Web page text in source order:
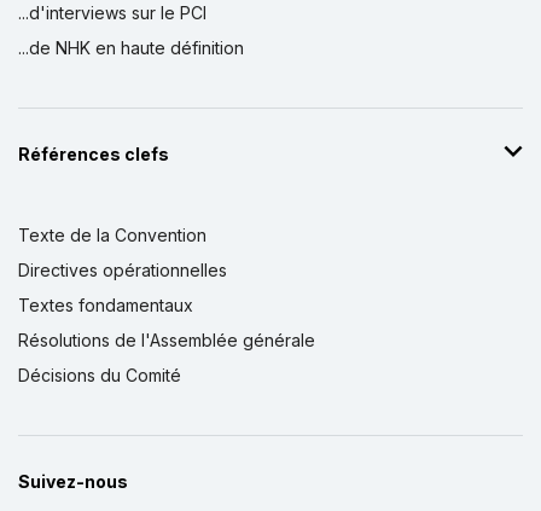
...d'interviews sur le PCI
...de NHK en haute définition
Références clefs
Texte de la Convention
Directives opérationnelles
Textes fondamentaux
Résolutions de l'Assemblée générale
Décisions du Comité
Suivez-nous